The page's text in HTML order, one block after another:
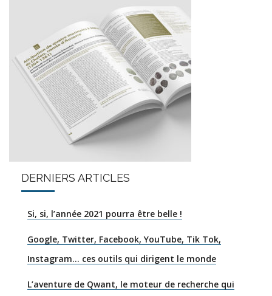
DERNIERS ARTICLES
Si, si, l’année 2021 pourra être belle !
Google, Twitter, Facebook, YouTube, Tik Tok,
Instagram… ces outils qui dirigent le monde
L’aventure de Qwant, le moteur de recherche qui